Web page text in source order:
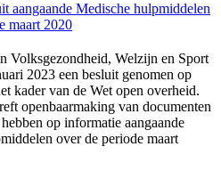
aangaande Medische hulpmiddelen
maart 2020
Volksgezondheid, Welzijn en Sport
2023 een besluit genomen op
kader van de Wet open overheid.
openbaarmaking van documenten
op informatie aangaande
over de periode maart